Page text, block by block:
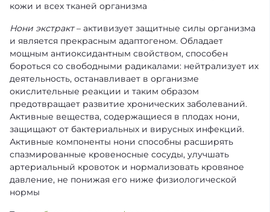
кожи и всех тканей организма
Нони экстракт– активизует защитные силы организма
и является прекрасным адаптогеном. Обладает
мощным антиоксидантным свойством, способен
бороться со свободными радикалами: нейтрализует их
деятельность, останавливает в организме
окислительные реакции и таким образом
предотвращает развитие хронических заболеваний.
Активные вещества, содержащиеся в плодах нони,
защищают от бактериальных и вирусных инфекций.
Активные компоненты нони способны расширять
спазмированные кровеносные сосуды, улучшать
артериальный кровоток и нормализовать кровяное
давление, не понижая его ниже физиологической
нормы